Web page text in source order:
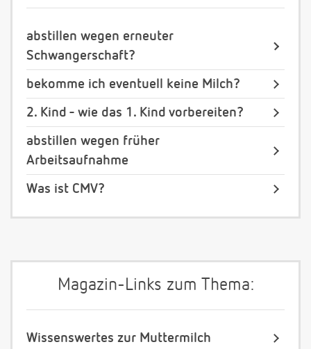
abstillen wegen erneuter
Schwangerschaft?
bekomme ich eventuell keine Milch?
2. Kind - wie das 1. Kind vorbereiten?
abstillen wegen früher
Arbeitsaufnahme
Was ist CMV?
Magazin-Links zum Thema:
Wissenswertes zur Muttermilch